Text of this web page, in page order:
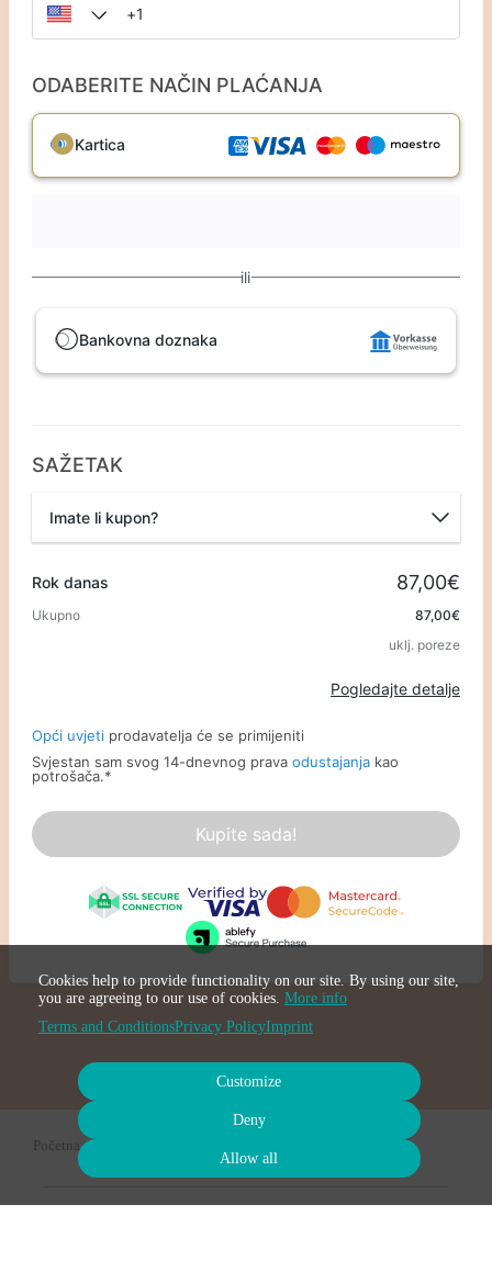
ODABERITE NAČIN PLAĆANJA
Kartica
ili
Bankovna doznaka
SAŽETAK
Imate li kupon?
Rok danas 87,00€
Ukupno
87,00€
uklj. poreze
Pogledajte detalje
Opći uvjeti prodavatelja će se primijeniti
Svjestan sam svog 14-dnevnog prava odustajanja kao
potrošača.*
Kupite sada!
Početna stranica
Cookies help to provide functionality on our site. By using our site,
you are agreeing to our use of cookies. More info
Terms and ConditionsPrivacy PolicyImprint
Customize
Deny
Allow all